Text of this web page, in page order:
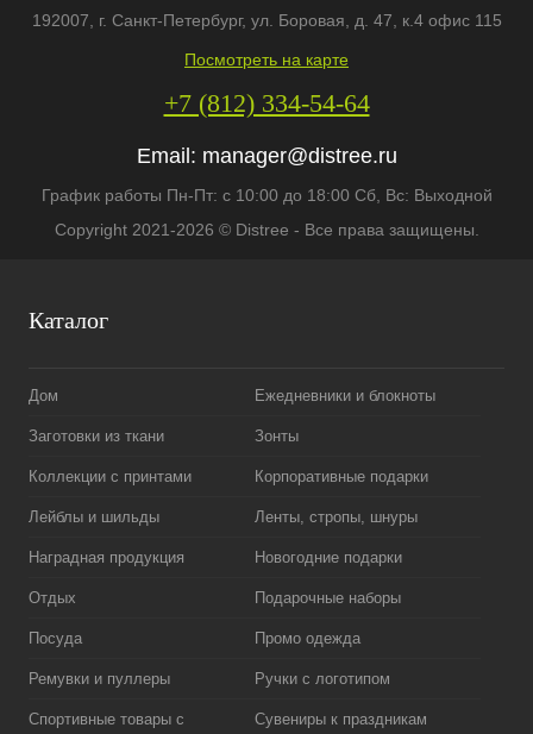
Каталог
Дом Ежедневники и блокноты
Заготовки из ткани Зонты
Коллекции с принтами Корпоративные подарки
Лейблы и шильды Ленты, стропы, шнуры
Наградная продукция Новогодние подарки
Отдых Подарочные наборы
Посуда Промо одежда
Ремувки и пуллеры Ручки с логотипом
Спортивные товары с
Сувениры к праздникам
192007 , г. Санкт-Петербург, ул. Боровая, д. 47, к.4 офис 115
Посмотреть на карте
+7 (812) 334-54-64
Email: manager@distree.ru
График работы Пн-Пт: с 10:00 до 18:00 Сб, Вс: Выходной
Copyright 2021-2026 © Distree - Все права защищены.